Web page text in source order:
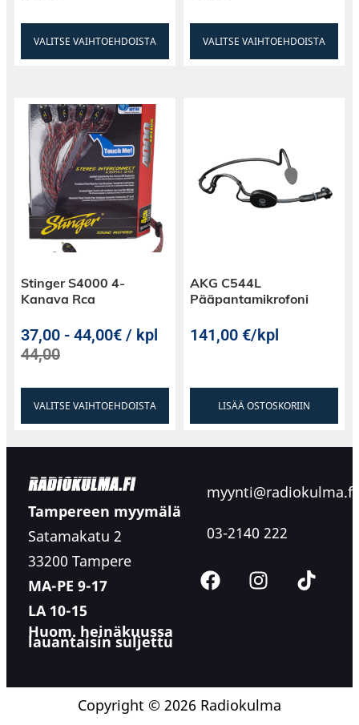
VALITSE VAIHTOEHDOISTA VALITSE VAIHTOEHDOISTA
Stinger S4000 4-
Kanava Rca
37,00 -44,00€ / kpl
44,00
VALITSE VAIHTOEHDOISTA
AKG C544L
Pääpantamikrofoni
141,00€/kpl
LISÄÄ OSTOSKORIIN
Tampereen myymälä
Satamakatu 2
33200 Tampere
MA-PE 9-17
LA 10-15
Huom. heinäkuussa
lauantaisin suljettu
myynti@radiokulma.fi
03-2140 222
Copyright © 2026 Radiokulma